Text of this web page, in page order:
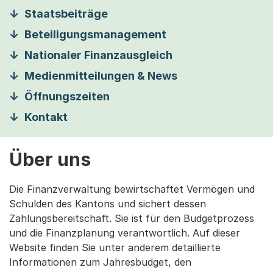
Staatsbeiträge
Beteiligungsmanagement
Nationaler Finanzausgleich
Medienmitteilungen & News
Öffnungszeiten
Kontakt
Über uns
Die Finanzverwaltung bewirtschaftet Vermögen und
Schulden des Kantons und sichert dessen
Zahlungsbereitschaft. Sie ist für den Budgetprozess
und die Finanzplanung verantwortlich. Auf dieser
Website finden Sie unter anderem detaillierte
Informationen zum Jahresbudget, den